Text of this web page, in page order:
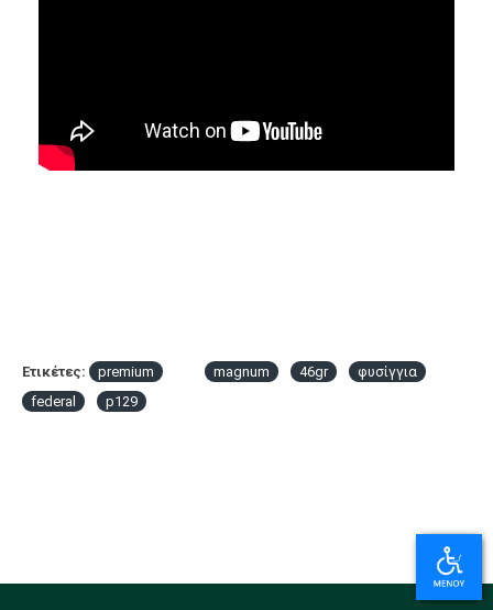
Ετικέτες: premium magnum 46gr
φυσίγγια
federal
p129